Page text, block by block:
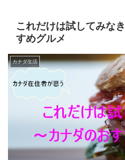
これだけは試してみな
すめグルメ
カナダ生活